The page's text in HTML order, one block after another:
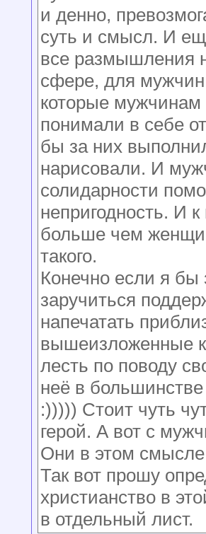
и денно,
суть и смысл. И
все размышления
сфере, для
которые
понимали в себе
бы за них
нарисовали. И
солидарности
непригодность. И
больше чем
такого.
Конечно если я бы
заручиться
напечатать
вышеизложенные
лесть по поводу
неё в
:))))) Стоит чуть
герой. А вот с
Они в этом
Так вот прошу
христианство в
в отдельный лист.